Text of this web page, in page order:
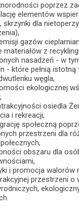
poprzez
elementów
skrzynki dla
gazów
materiałów z
nasadzeń - w
- które pełnią istotną
węgla,
ekologicznej
osiedla
i rekreacji,
społeczną
przestrzeni dla
obszaru dla
i promocja walorów
przestrzeni o